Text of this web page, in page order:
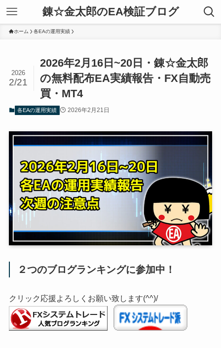
錬☆金太郎のEA検証ブログ
ホーム 各EAの運用実績
2026年2月16日~20日・錬☆金太郎
の無料配布EA実績報告・FX自動売
買・MT4
2026
2/21
各EAの運用実績 2026年2月21日
２つのブログランキングに参加中！
クリック応援よろしくお願い致します(^^)/